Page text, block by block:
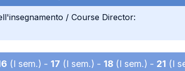
/ Course Director:
(I sem.) - 17 (I sem.) - 18 (I sem.) - 21 (I